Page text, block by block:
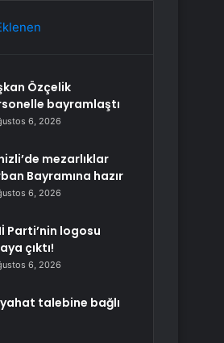
Özçelik
bayramlaştı
6, 2026
mezarlıklar
Bayramına hazır
6, 2026
Parti’nin logosu
çıktı!
6, 2026
talebine bağlı